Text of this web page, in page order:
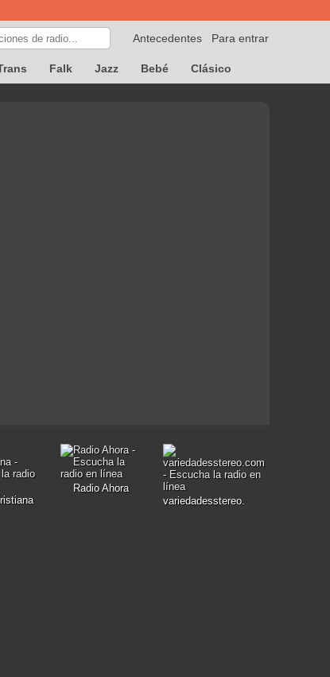
Para entrar
Antecedentes
Falk Jazz Bebé Clásico
Radio Ahora
variedadesstereo.com